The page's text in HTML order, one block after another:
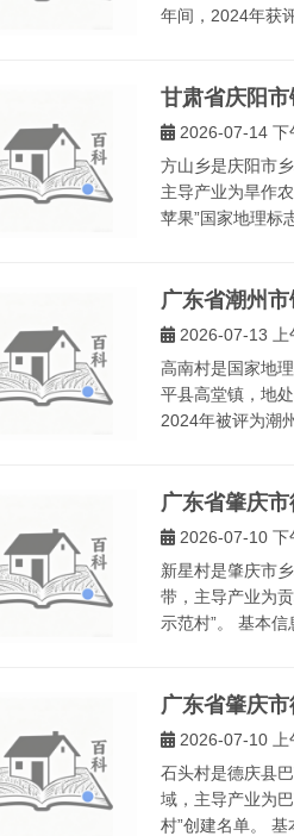
年间，2024年获
甘肃省庆阳
2026-07-14 下
方山乡是庆阳市
主导产业为旱作
苹果”国家地理标
广东省潮州
2026-07-13 上
高南村是国家地
平县高堂镇，地
2024年被评为潮
广东省肇庆
2026-07-10 下
新星村是肇庆市
带，主导产业为
示范村”。 基本
广东省肇庆
2026-07-10 上
石头村是德庆县
域，主导产业为
村”创建名单。